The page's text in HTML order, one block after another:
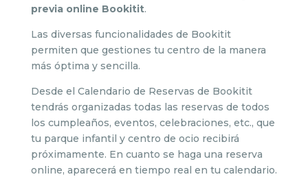
previa online Bookitit.
Las diversas funcionalidades de Bookitit
permiten que gestiones tu centro de la manera
más óptima y sencilla.
Desde el Calendario de Reservas de Bookitit
tendrás organizadas todas las reservas de todos
los cumpleaños, eventos, celebraciones, etc., que
tu parque infantil y centro de ocio recibirá
próximamente. En cuanto se haga una reserva
online, aparecerá en tiempo real en tu calendario.